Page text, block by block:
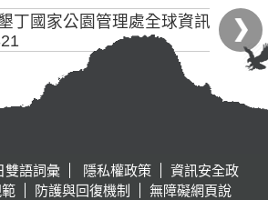
雙語詞彙 隱私權政策
資訊安全政
防護與回復機制
無障礙網頁說